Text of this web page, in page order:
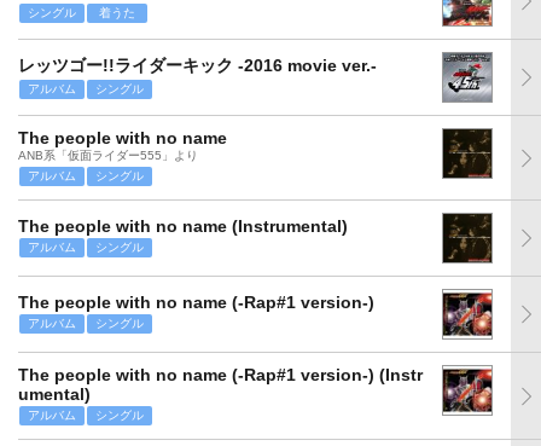
シングル 着うた
レッツゴー!!ライダーキック -2016 movie ver.-
アルバム シングル
The people with no name
ANB系「仮面ライダー555」より
アルバム
シングル
The people with no name (Instrumental)
アルバム シングル
The people with no name (-Rap#1 version-)
アルバム シングル
The people with no name (-Rap#1 version-) (Instr
umental)
アルバム シングル